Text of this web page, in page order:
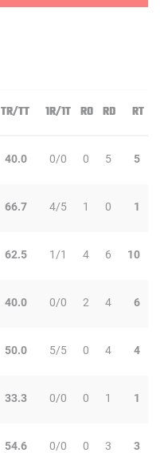
TR/TT 1R/1T RO RD RT
40.0 0/0 0 5 5
66.7 4/5 1 0 1
62.5 1/1 4 6 10
40.0 0/0 2 4 6
50.0 5/5 0 4 4
33.3 0/0 0 1 1
54.6 0/0 0 3 3